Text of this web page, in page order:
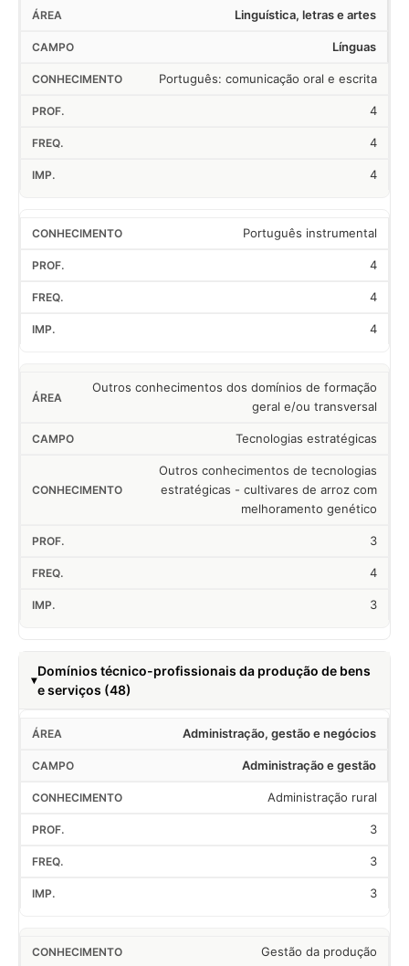
Linguística, letras e artes
Línguas
Português: comunicação oral e escrita
4
4
4
Português instrumental
4
4
4
Outros conhecimentos dos domínios de formação
geral e/ou transversal
Tecnologias estratégicas
Outros conhecimentos de tecnologias
estratégicas - cultivares de arroz com
melhoramento genético
3
4
3
Domínios técnico-profissionais da produção de bens
e serviços (48)
Administração, gestão e negócios
Administração e gestão
Administração rural
3
3
3
Gestão da produção